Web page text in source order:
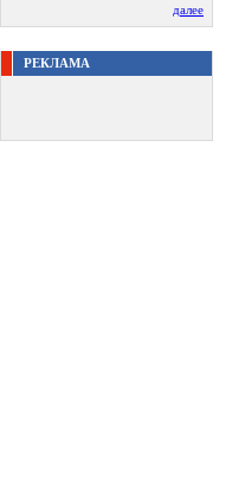
далее
РЕКЛАМА